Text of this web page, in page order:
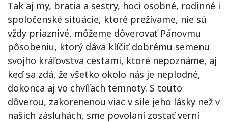
Tak aj my, bratia a sestry, hoci osobné, rodinné i
spoločenské situácie, ktoré prežívame, nie sú
vždy priaznivé, môžeme dôverovať Pánovmu
pôsobeniu, ktorý dáva klíčiť dobrému semenu
svojho kráľovstva cestami, ktoré nepoznáme, aj
keď sa zdá, že všetko okolo nás je neplodné,
dokonca aj vo chvíľach temnoty. S touto
dôverou, zakorenenou viac v sile jeho lásky než v
našich zásluhách, sme povolaní zostať verní